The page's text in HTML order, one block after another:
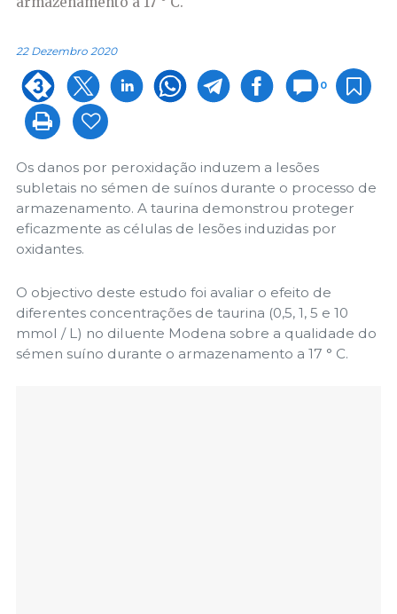
22 Dezembro 2020
0
Os danos por peroxidação induzem a lesões
subletais no sémen de suínos durante o processo de
armazenamento. A taurina demonstrou proteger
eficazmente as células de lesões induzidas por
oxidantes.
O objectivo deste estudo foi avaliar o efeito de
diferentes concentrações de taurina (0,5, 1, 5 e 10
mmol / L) no diluente Modena sobre a qualidade do
sémen suíno durante o armazenamento a 17 ° C.